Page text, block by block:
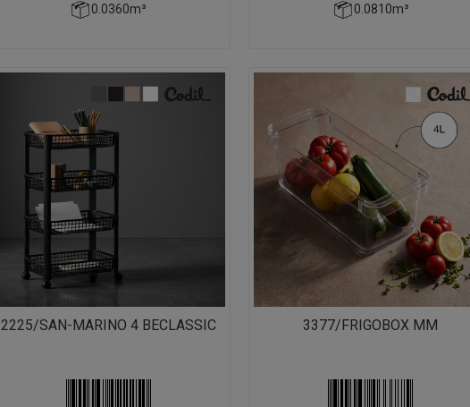
0.0360m³
0.0810m³
2225/SAN-MARINO 4 BECLASSIC 3377/FRIGOBOX MM